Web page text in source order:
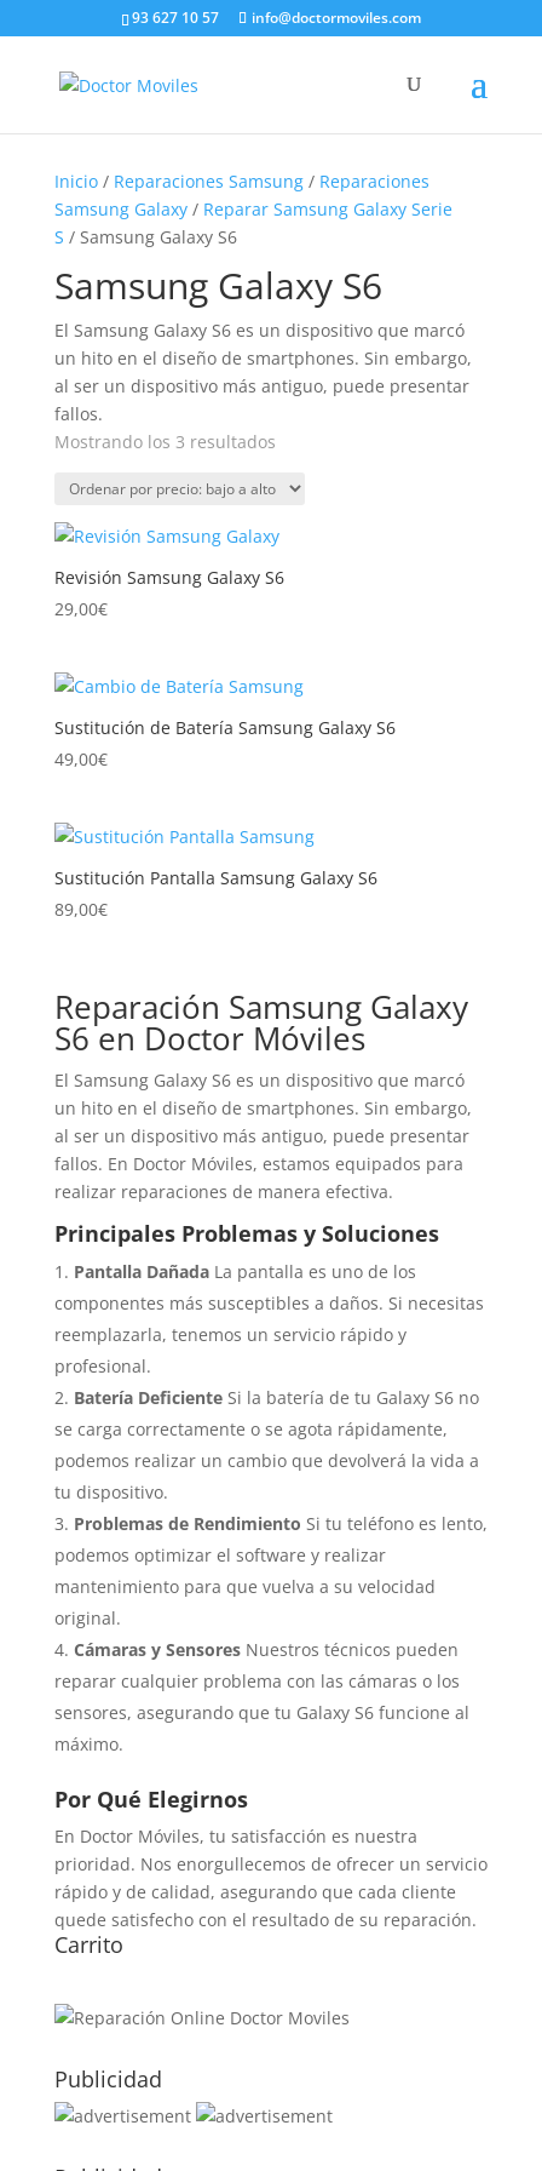
93 627 10 57 info@doctormoviles.com
Inicio/ Reparaciones Samsung/ Reparaciones
Samsung Galaxy/ Reparar Samsung Galaxy Serie
S / Samsung Galaxy S6
Samsung Galaxy S6
El Samsung Galaxy S6 es un dispositivo que marcó
un hito en el diseño de smartphones. Sin embargo,
al ser un dispositivo más antiguo, puede presentar
fallos.
Mostrando los 3 resultadosOrdenado
precio:
a
alto
Revisión Samsung Galaxy S6
29,00€
Sustitución de Batería Samsung Galaxy S6
49,00€
Sustitución Pantalla Samsung Galaxy S6
89,00€
Reparación Samsung Galaxy
S6 en Doctor Móviles
El Samsung Galaxy S6 es un dispositivo que marcó
un hito en el diseño de smartphones. Sin embargo,
al ser un dispositivo más antiguo, puede presentar
fallos. En Doctor Móviles, estamos equipados para
realizar reparaciones de manera efectiva.
Principales Problemas y Soluciones
Pantalla DañadaLa pantalla es uno de los
componentes más susceptibles a daños. Si necesitas
reemplazarla, tenemos un servicio rápido y
profesional.
Batería DeficienteSi la batería de tu Galaxy S6 no
se carga correctamente o se agota rápidamente,
podemos realizar un cambio que devolverá la vida a
tu dispositivo.
Problemas de Rendimiento Si tu teléfono es lento,
podemos optimizar el software y realizar
mantenimiento para que vuelva a su velocidad
original.
Cámaras y SensoresNuestros técnicos pueden
reparar cualquier problema con las cámaras o los
sensores, asegurando que tu Galaxy S6 funcione al
máximo.
Por Qué Elegirnos
En Doctor Móviles, tu satisfacción es nuestra
prioridad. Nos enorgullecemos de ofrecer un servicio
rápido y de calidad, asegurando que cada cliente
quede satisfecho con el resultado de su reparación.
Carrito
Publicidad